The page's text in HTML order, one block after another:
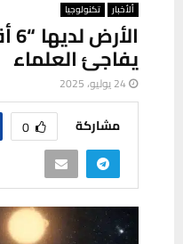
ألأخبار تكنولوجيا
يفاجئ العلماء
24 يوليو، 2025
مشاركة 0